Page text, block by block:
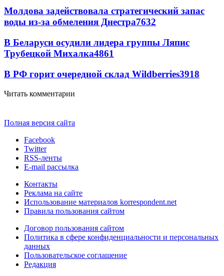
Молдова задействовала стратегический запас
воды из-за обмеления Днестра7632
В Беларуси осудили лидера группы Ляпис
Трубецкой Михалка4861
В РФ горит очередной склад Wildberries3918
Читать комментарии
Полная версия сайта
Facebook
Twitter
RSS-ленты
E-mail рассылка
Контакты
Реклама на сайте
Использование материалов korrespondent.net
Правила пользования сайтом
Договор пользования сайтом
Политика в сфере конфиденциальности и персональных
данных
Пользовательское соглашение
Редакция